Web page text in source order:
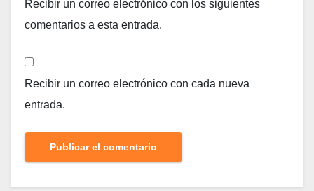
Recibir un correo electrónico con los siguientes
comentarios a esta entrada.
Recibir un correo electrónico con cada nueva
entrada.